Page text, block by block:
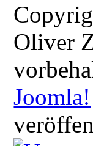
Oliver
Joomla!